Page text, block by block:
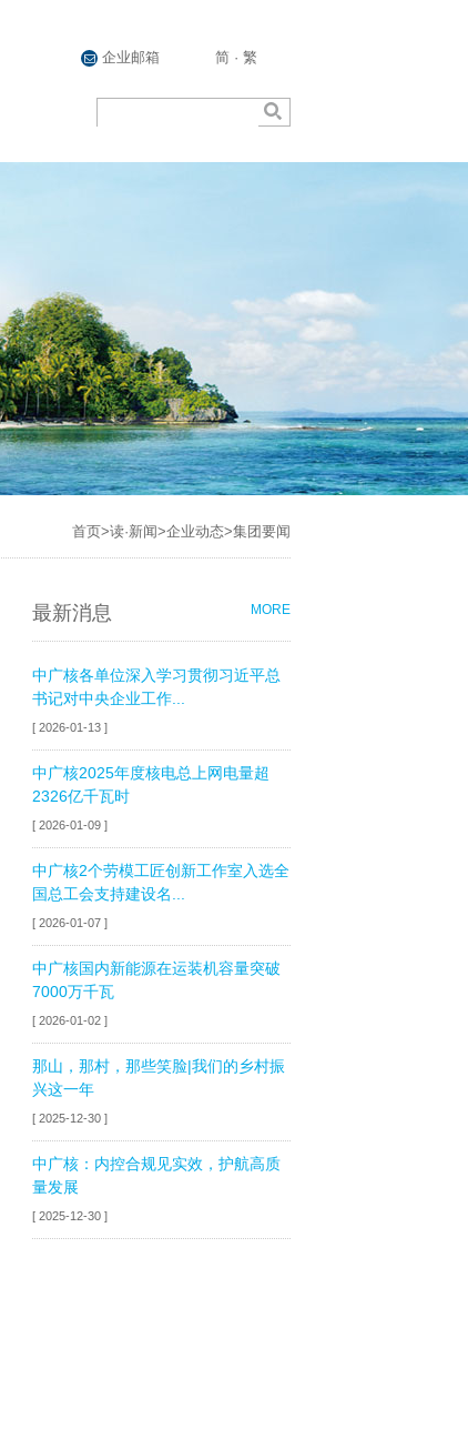
简 · 繁
企业邮箱
首页>读·新闻>企业动态>集团要闻
MORE
最新消息
中广核各单位深入学习贯彻习近平总
书记对中央企业工作...
[ 2026-01-13 ]
中广核2025年度核电总上网电量超
2326亿千瓦时
[ 2026-01-09 ]
中广核2个劳模工匠创新工作室入选全
国总工会支持建设名...
[ 2026-01-07 ]
中广核国内新能源在运装机容量突破
7000万千瓦
[ 2026-01-02 ]
那山，那村，那些笑脸|我们的乡村振
兴这一年
[ 2025-12-30 ]
中广核：内控合规见实效，护航高质
量发展
[ 2025-12-30 ]